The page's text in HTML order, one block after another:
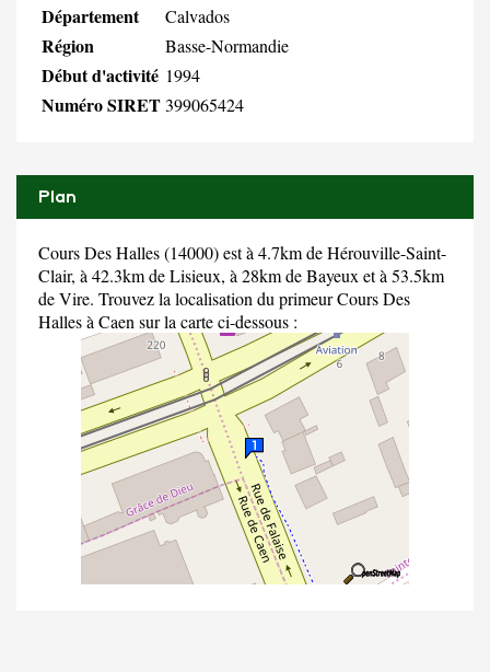
Département Calvados
Région Basse-Normandie
Début d'activité 1994
Numéro SIRET399065424
Plan
Cours Des Halles (14000) est à 4.7km de Hérouville-Saint-
Clair, à 42.3km de Lisieux, à 28km de Bayeux et à 53.5km
de Vire. Trouvez la localisation du primeur Cours Des
Halles à Caen sur la carte ci-dessous :